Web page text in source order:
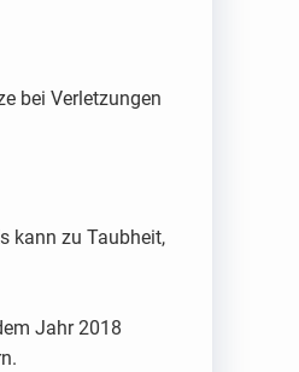
bei Verletzungen
kann zu Taubheit,
Jahr 2018